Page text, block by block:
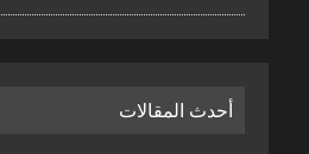
أحدث المقالات